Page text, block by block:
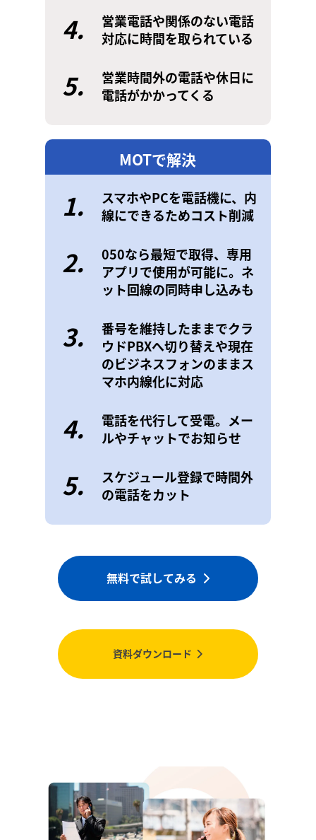
4.
営業電話や関係のない電話
対応に時間を取られている
5.
営業時間外の電話や休日に
電話がかかってくる
MOTで解決
1.
スマホやPCを電話機に、内
線にできるためコスト削減
2.
050なら最短で取得、専用
アプリで使用が可能に。ネ
ット回線の同時申し込みも
3.
番号を維持したままでクラ
ウドPBXへ切り替えや現在
のビジネスフォンのままス
マホ内線化に対応
4.
電話を代行して受電。メー
ルやチャットでお知らせ
5.
スケジュール登録で時間外
の電話をカット
無料で試してみる
資料ダウンロード